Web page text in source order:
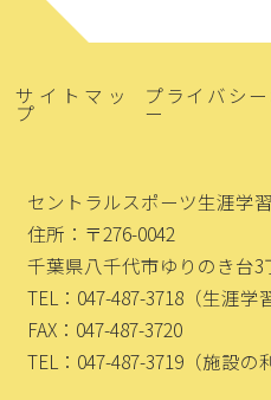
サイトマッ
プ
プライバシ
ー
セントラルスポーツ生涯学
住所：〒276-0042
千葉県八千代市ゆりのき台
TEL：047-487-3718 （生涯
FAX：047-487-3720
TEL：047-487-3719 （施設